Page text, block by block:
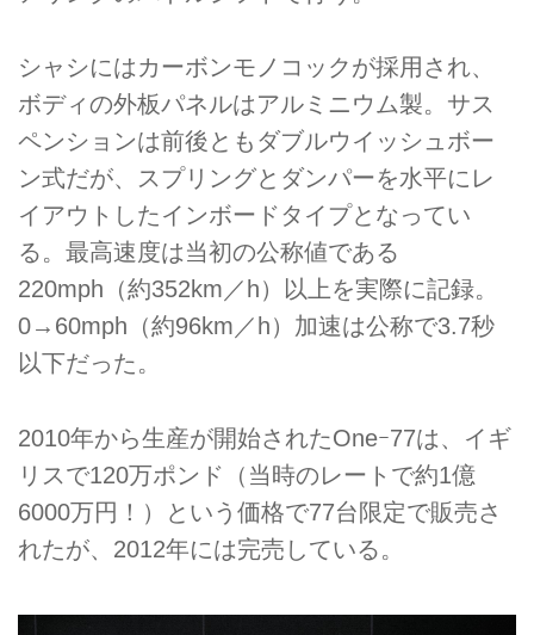
シャシにはカーボンモノコックが採用され、
ボディの外板パネルはアルミニウム製。サス
ペンションは前後ともダブルウイッシュボー
ン式だが、スプリングとダンパーを水平にレ
イアウトしたインボードタイプとなってい
る。最高速度は当初の公称値である
220mph（約352km／h）以上を実際に記録。
0→60mph（約96km／h）加速は公称で3.7秒
以下だった。
2010年から生産が開始されたOneｰ77は、イギ
リスで120万ポンド（当時のレートで約1億
6000万円！）という価格で77台限定で販売さ
れたが、2012年には完売している。